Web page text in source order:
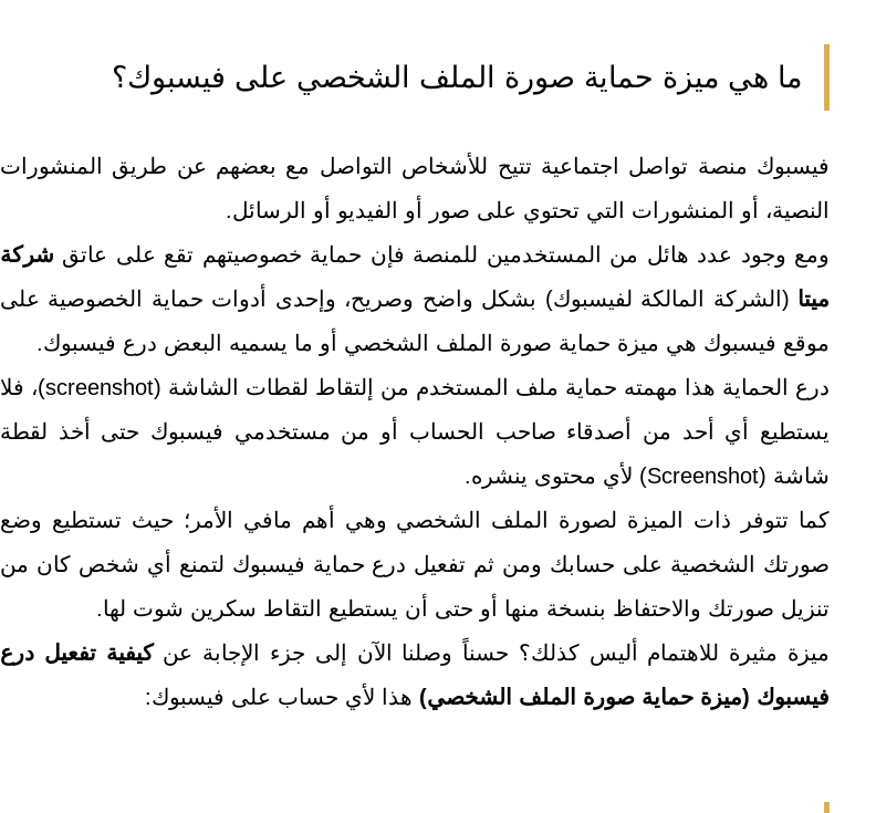
ما هي ميزة حماية صورة الملف الشخصي على فيسبوك؟
فيسبوك منصة تواصل اجتماعية تتيح للأشخاص التواصل مع بعضهم عن طريق المنشورات
النصية، أو المنشورات التي تحتوي على صور أو الفيديو أو الرسائل.
ومع وجود عدد هائل من المستخدمين للمنصة فإن حماية خصوصيتهم تقع على عاتق شركة
ميتا (الشركة المالكة لفيسبوك) بشكل واضح وصريح، وإحدى أدوات حماية الخصوصية على
موقع فيسبوك هي ميزة حماية صورة الملف الشخصي أو ما يسميه البعض درع فيسبوك.
درع الحماية هذا مهمته حماية ملف المستخدم من إلتقاط لقطات الشاشة (screenshot)، فلا
يستطيع أي أحد من أصدقاء صاحب الحساب أو من مستخدمي فيسبوك حتى أخذ لقطة
شاشة (Screenshot) لأي محتوى ينشره.
كما تتوفر ذات الميزة لصورة الملف الشخصي وهي أهم مافي الأمر؛ حيث تستطيع وضع
صورتك الشخصية على حسابك ومن ثم تفعيل درع حماية فيسبوك لتمنع أي شخص كان من
تنزيل صورتك والاحتفاظ بنسخة منها أو حتى أن يستطيع التقاط سكرين شوت لها.
ميزة مثيرة للاهتمام أليس كذلك؟ حسناً وصلنا الآن إلى جزء الإجابة عنكيفية تفعيل درع
فيسبوك (ميزة حماية صورة الملف الشخصي) هذا لأي حساب على فيسبوك: